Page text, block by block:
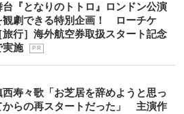
台『となりのトトロ』ロンドン公演
観劇できる特別企画！ ローチケ
旅行］海外航空券取扱スタート記念
実施
P R
西寿々歌「お芝居を辞めようと思っ
からの再スタートだった」 主演作